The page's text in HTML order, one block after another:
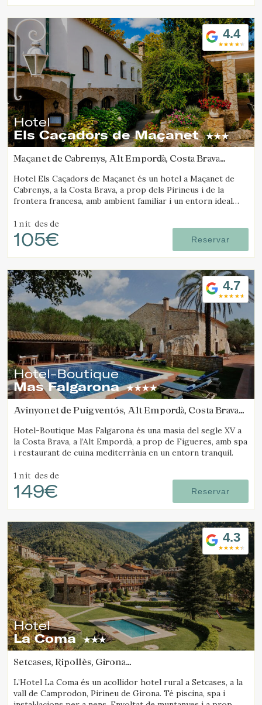
Gestionar la meva reserva
4.4
Hotel
Els Caçadors de Maçanet
Maçanet de Cabrenys, Alt Empordà, Costa Brava
Hotel Els Caçadors de Maçanet és un hotel a Maçanet de
Cabrenys, a la Costa Brava, a prop dels Pirineus i de la
frontera francesa, amb ambient familiar i un entorn ideal
1 nit des de
105€ Reservar
4.7
Hotel-Boutique
Mas Falgarona
Avinyonet de Puigventós, Alt Empordà, Costa Brava
Hotel-Boutique Mas Falgarona és una masia del segle XV a
la Costa Brava, a l’Alt Empordà, a prop de Figueres, amb spa
i restaurant de cuina mediterrània en un entorn tranquil.
1 nit des de
149€ Reservar
4.3
Hotel
La Coma
Setcases, Ripollès, Girona
L’Hotel La Coma és un acollidor hotel rural a Setcases, a la
vall de Camprodon, Pirineu de Girona. Té piscina, spa i